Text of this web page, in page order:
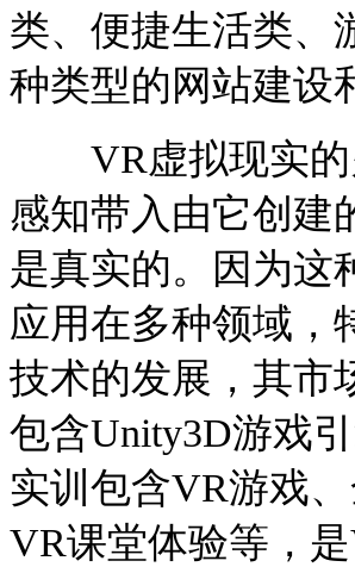
类、便捷生活类、
种类型的网站建设
VR虚拟现实的
感知带入由它创建
是真实的。因为这
应用在多种领域，
技术的发展，其市
包含Unity3D游戏
实训包含VR游戏
VR课堂体验等，